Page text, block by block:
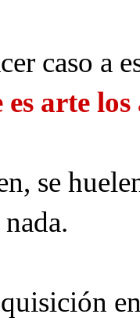
caso a
arte
se